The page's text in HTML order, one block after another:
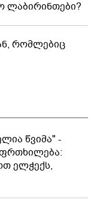
ლაბირინთები?
რომლებიც
წვიმა" -
ელჭექს,